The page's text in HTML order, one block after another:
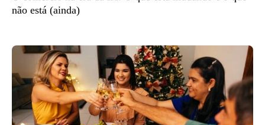
não está (ainda)